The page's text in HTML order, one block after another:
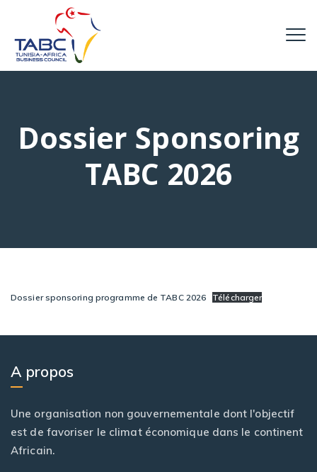
Dossier Sponsoring
TABC 2026
Dossier sponsoring programme de TABC 2026 Télécharger
A propos
Une organisation non gouvernementale dont l'objectif
est de favoriser le climat économique dans le continent
Africain.